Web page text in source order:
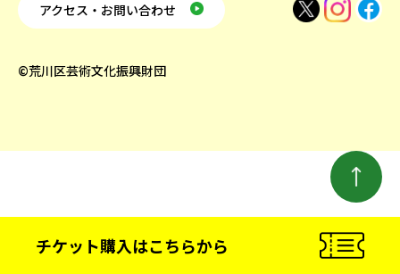
チケット購入はこちらから
アクセス・お問い合わせ
©荒川区芸術文化振興財団